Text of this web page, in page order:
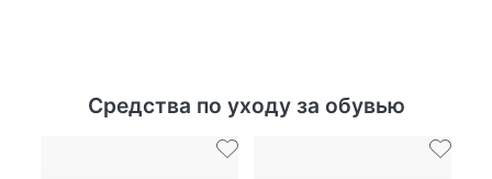
Средства по уходу за обувью